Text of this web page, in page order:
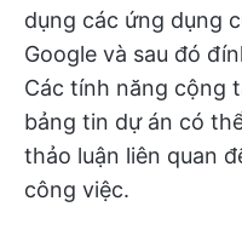
dụng các ứng dụng
Google và sau đó
Các tính năng cộng
bảng tin dự án có
thảo luận liên quan
công việc.